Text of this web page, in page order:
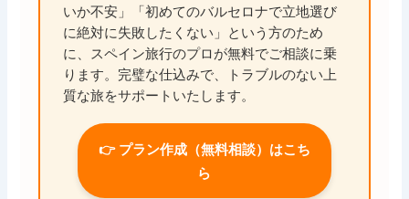
いか不安」「初めてのバルセロナで立地選び
に絶対に失敗したくない」という方のため
に、スペイン旅行のプロが無料でご相談に乗
ります。完璧な仕込みで、トラブルのない上
質な旅をサポートいたします。
👉 プラン作成（無料相談）はこち
ら